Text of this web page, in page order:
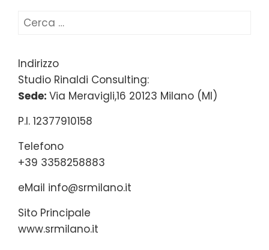
Ricerca
Indirizzo
Studio Rinaldi Consulting:
Sede: Via Meravigli,16 20123 Milano (MI)
P.I. 12377910158
Telefono
+39 3358258883
eMail info@srmilano.it
Sito Principale
www.srmilano.it